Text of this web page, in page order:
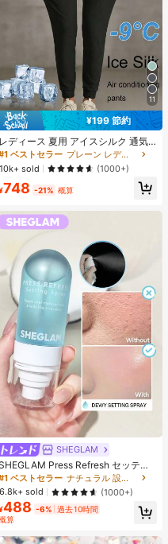
11
¥199 節約
レディース 夏用 アイスシルク 通気
ランニングパンツ、速乾 軽量 ス
ポーツパンツ ジッパーポケット & ウ
エストバンド付き フィットネス & ジ
ギング用 ブラック、アスレジャー
ベストセラー
プレーン レディースパンツ
10k+ sold
(1000+)
748 -21% 概算
SHEGLAM
Press Refresh セッティ
グスプレー 女性と女の子のための
ブランドビューティーコスメメイク
アップ
ベストセラー
ナチュラル 設定スプレー
6.8k+ sold
(1000+)
488 -6% 過去10時間
算